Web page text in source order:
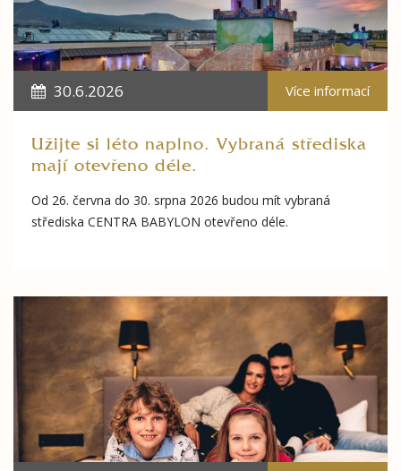
30.6.2026 Více informací
Užijte si léto naplno. Vybraná střediska
mají otevřeno déle.
Od 26. června do 30. srpna 2026 budou mít vybraná
střediska CENTRA BABYLON otevřeno déle.